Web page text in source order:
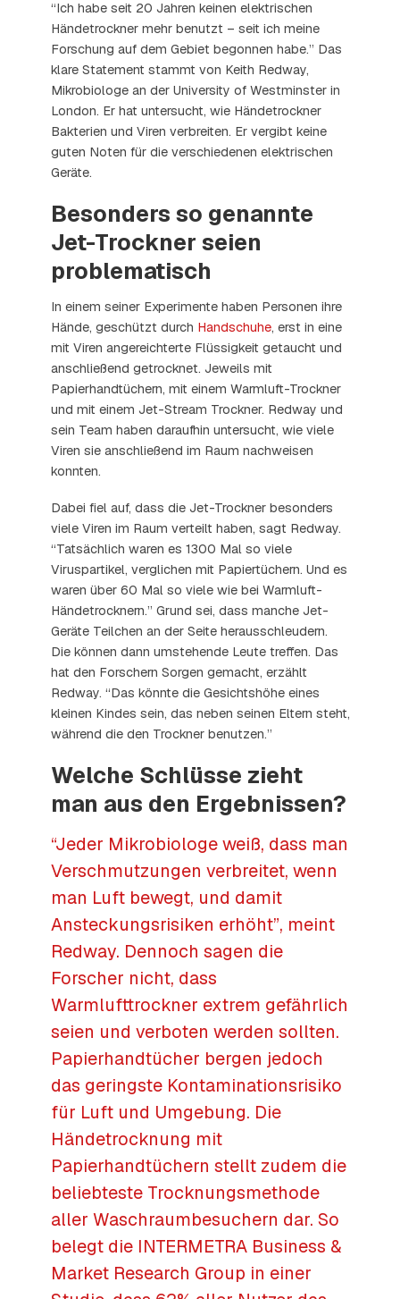
“Ich habe seit 20 Jahren keinen elektrischen
Händetrockner mehr benutzt – seit ich meine
Forschung auf dem Gebiet begonnen habe.” Das
klare Statement stammt von Keith Redway,
Mikrobiologe an der University of Westminster in
London. Er hat untersucht, wie Händetrockner
Bakterien und Viren verbreiten. Er vergibt keine
guten Noten für die verschiedenen elektrischen
Geräte.
Besonders so genannte
Jet-Trockner seien
problematisch
In einem seiner Experimente haben Personen ihre
Hände, geschützt durch Handschuhe, erst in eine
mit Viren angereichterte Flüssigkeit getaucht und
anschließend getrocknet. Jeweils mit
Papierhandtüchern, mit einem Warmluft-Trockner
und mit einem Jet-Stream Trockner. Redway und
sein Team haben daraufhin untersucht, wie viele
Viren sie anschließend im Raum nachweisen
konnten.
Dabei fiel auf, dass die Jet-Trockner besonders
viele Viren im Raum verteilt haben, sagt Redway.
“Tatsächlich waren es 1300 Mal so viele
Viruspartikel, verglichen mit Papiertüchern. Und es
waren über 60 Mal so viele wie bei Warmluft-
Händetrocknern.” Grund sei, dass manche Jet-
Geräte Teilchen an der Seite herausschleudern.
Die können dann umstehende Leute treffen. Das
hat den Forschern Sorgen gemacht, erzählt
Redway. “Das könnte die Gesichtshöhe eines
kleinen Kindes sein, das neben seinen Eltern steht,
während die den Trockner benutzen.”
Welche Schlüsse zieht
man aus den Ergebnissen?
“Jeder Mikrobiologe weiß, dass man
Verschmutzungen verbreitet, wenn
man Luft bewegt, und damit
Ansteckungsrisiken erhöht”, meint
Redway. Dennoch sagen die
Forscher nicht, dass
Warmlufttrockner extrem gefährlich
seien und verboten werden sollten.
Papierhandtücher bergen jedoch
das geringste Kontaminationsrisiko
für Luft und Umgebung. Die
Händetrocknung mit
Papierhandtüchern stellt zudem die
beliebteste Trocknungsmethode
aller Waschraumbesuchern dar. So
belegt die INTERMETRA Business &
Market Research Group in einer